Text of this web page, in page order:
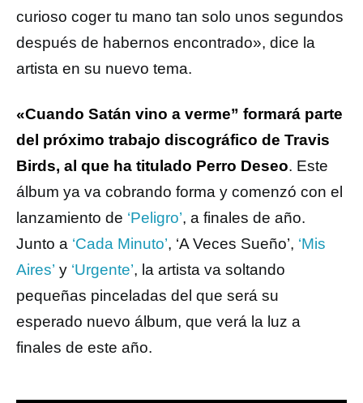
curioso coger tu mano tan solo unos segundos
después de habernos encontrado», dice la
artista en su nuevo tema.
«Cuando Satán vino a verme” formará parte
del próximo trabajo discográfico de Travis
Birds, al que ha titulado Perro Deseo. Este
álbum ya va cobrando forma y comenzó con el
lanzamiento de ‘Peligro’, a finales de año.
Junto a ‘Cada Minuto’, ‘A Veces Sueño’, ‘Mis
Aires’ y ‘Urgente’, la artista va soltando
pequeñas pinceladas del que será su
esperado nuevo álbum, que verá la luz a
finales de este año.